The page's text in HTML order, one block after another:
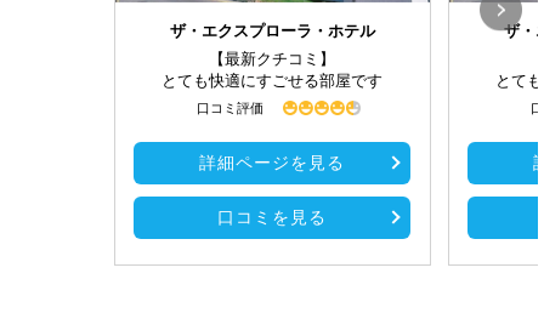
ザ・エクスプローラ・ホテル
【最新クチコミ】
とても快適にすごせる部屋です
口コミ評価
詳細ページを見る
口コミを見る
ザ・
とて